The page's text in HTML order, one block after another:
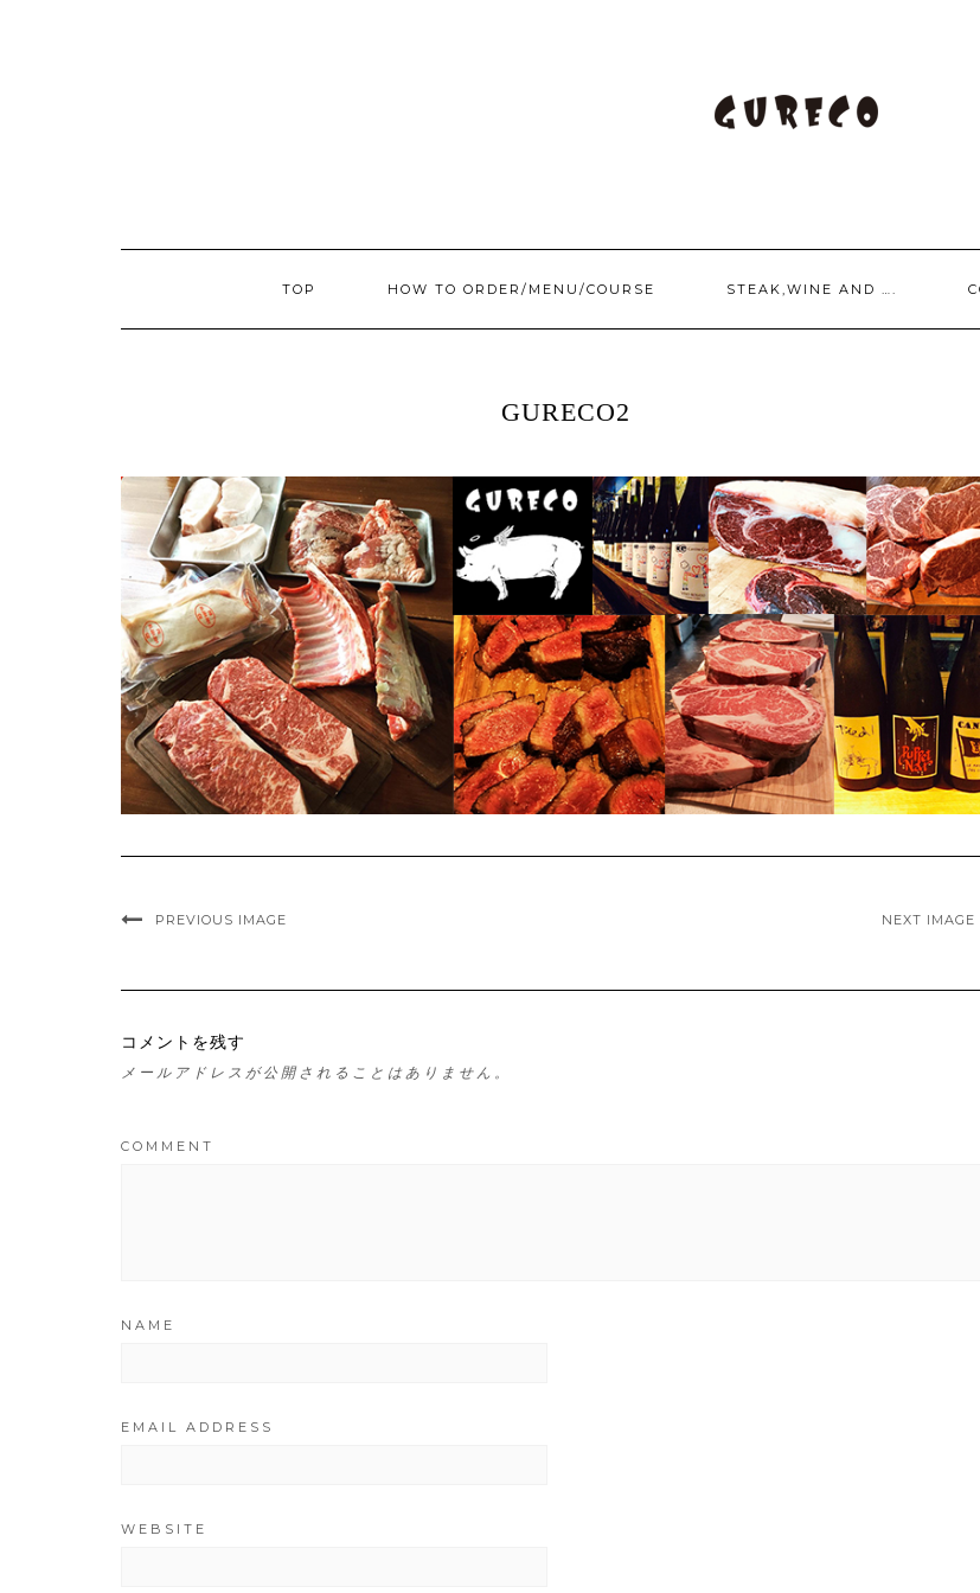
TOP HOW TO ORDER/MENU/COURSE STEAK,WINE AND ….
GURECO2
PREVIOUS IMAGE NEXT IMAGE
コメントを残す
メールアドレスが公開されることはありません。
COMMENT
NAME
EMAIL ADDRESS
WEBSITE